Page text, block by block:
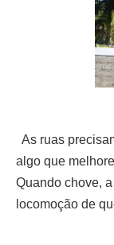
As ruas
algo que
Quando chove,
locomoção de